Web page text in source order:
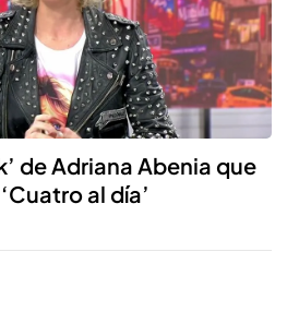
de Adriana Abenia que
al día’